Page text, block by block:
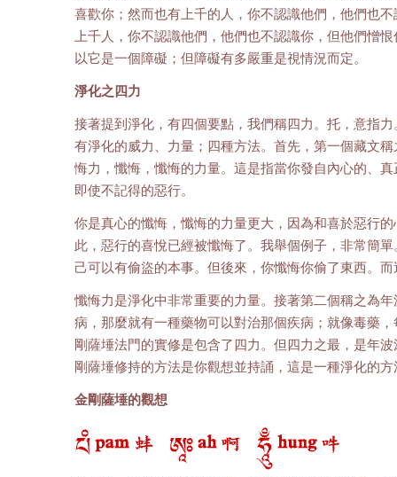
喜歡你；然而也有上千的人，你不認識他們，他們也
上千人，你不認識他們，他們也不認識你，但他們憎
以它是一個障礙；但障礙有多嚴重是視情況而定。
淨化之四力
接著提到淨化，有四個要點，我們稱四力。托，意指
有淨化的威力、力量；四種方法。首先，第一個藏文
悔力，懺悔，懺悔的力量。這是指當你發自內心的、
即使不記得的惡行。
你是真心的懺悔，懺悔的力量更大，因為和喜於惡行
此，惡行的喜悅已經被懺悔了。我舉個例子，非常簡
己可以有偷盜的本事。但後來，你懺悔你偷了東西。
懺悔力是淨化中非常重要的力量。接著第二個稱之為
病，那麼就有一種藥物可以對治那個疾病；就像毒藥
剛薩埵法門的實修是包含了四力。但四力之最，是年
剛薩埵修持的方法是你觀想並持誦，這是一種淨化的
金剛薩埵的觀想